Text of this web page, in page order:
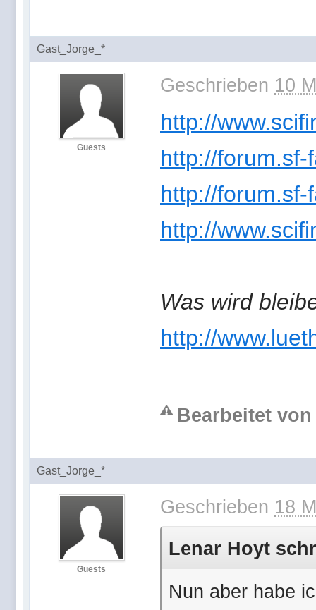
Gast_Jorge_*
Guests
Geschrieben 10
http://
http://
http://
http://
Was wird
http://
Bearbeitet von
Gast_Jorge_*
Guests
Geschrieben 18
Lenar Hoyt
Nun aber habe